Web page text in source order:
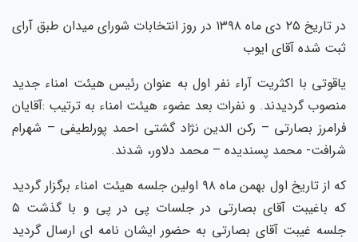
در تاریخ ۲۵ دی ماه ۱۳۹۸ در روز انتخابات شورای میدان طبق آرای
ثبت شده آقای ایوب
یاقوتی با اکثریت آراء نفر اول به عنوان رئیس هیئت امناء جدید
منصوب گردیدند. و نفرات بعد عضوء هیئت امناء به ترتیب :آقایان
فرامرز بصارتی – رکن الدین نژاد گشتی احمد پورلطیفی – شهرام
شرافت- محمد پسندیده – محمد دلاور، شدند.
که از تاریخ اول بهمن ماه ۹۸ اولین جلسه هیئت امناء برگزار گردید
که باغیبت آقای بصارتی در جلسات پی در پی و با گذشت ۵
جلسه غیبت آقای بصارتی به حضور ایشان نامه ای ارسال گردید